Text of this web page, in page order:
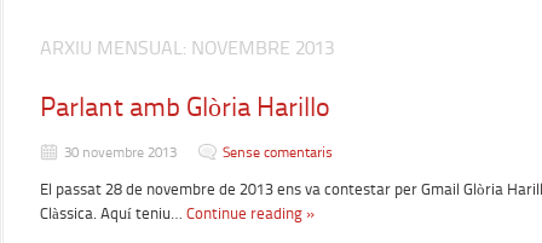
ARXIU MENSUAL: NOVEMBRE 2013
Parlant amb Glòria Harillo
30 novembre 2013 Sense comentaris
El passat 28 de novembre de 2013 ens va contestar per Gmail Glòria
Clàssica. Aquí teniu… Continue reading »